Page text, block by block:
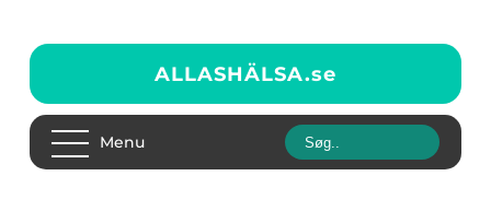
ALLASHÄLSA.se
Menu